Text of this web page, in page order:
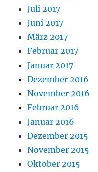
Juli 2017
Juni 2017
März 2017
Februar 2017
Januar 2017
Dezember 2016
November 2016
Februar 2016
Januar 2016
Dezember 2015
November 2015
Oktober 2015